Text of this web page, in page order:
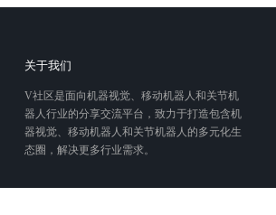
关于我们
V社区是面向机器视觉、移动机器人和关节机
器人行业的分享交流平台，致力于打造包含机
器视觉、移动机器人和关节机器人的多元化生
态圈，解决更多行业需求。